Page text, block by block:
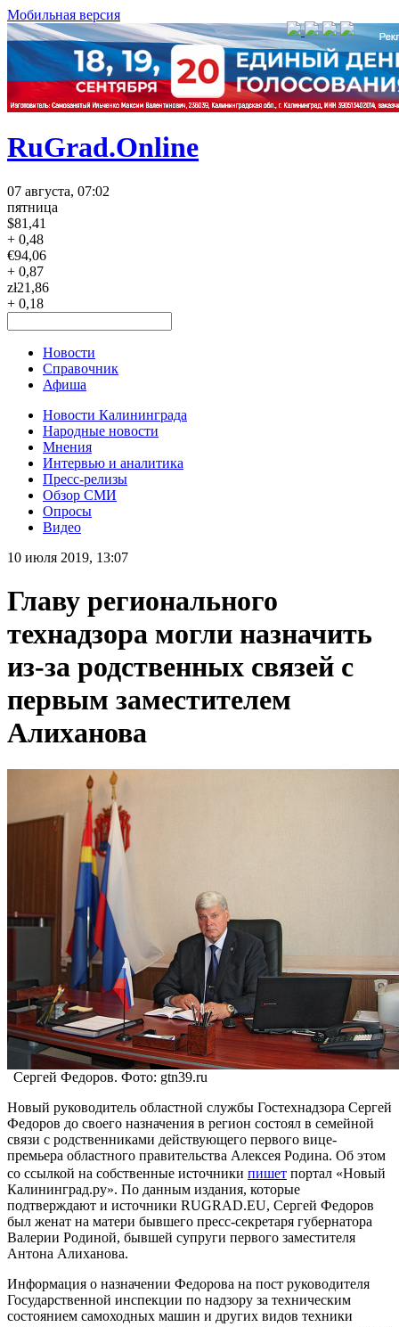
Мобильная версия
RuGrad.Online
07 августа, 07:02
пятница
$81,41
+ 0,48
€94,06
+ 0,87
zł21,86
+ 0,18
Новости
Справочник
Афиша
Новости Калининграда
Народные новости
Мнения
Интервью и аналитика
Пресс-релизы
Обзор СМИ
Опросы
Видео
10 июля 2019, 13:07
Главу регионального
технадзора могли назначить
из-за родственных связей с
первым заместителем
Алиханова
Сергей Федоров. Фото: gtn39.ru
Новый руководитель областной службы Гостехнадзора Сергей
Федоров до своего назначения в регион состоял в семейной
связи с родственниками действующего первого вице-
премьера областного правительства Алексея Родина. Об этом
со ссылкой на собственные источники пишет портал «Новый
Калининград.ру». По данным издания, которые
подтверждают и источники RUGRAD.EU, Сергей Федоров
был женат на матери бывшего пресс-секретаря губернатора
Валерии Родиной, бывшей супруги первого заместителя
Антона Алиханова.
Информация о назначении Федорова на пост руководителя
Государственной инспекции по надзору за техническим
состоянием самоходных машин и других видов техники